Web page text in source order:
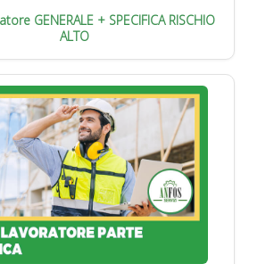
GENERALE + SPECIFICA RISCHIO
ALTO